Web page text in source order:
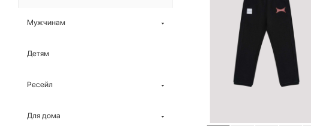
Мужчинам
Детям
Ресейл
Для дома